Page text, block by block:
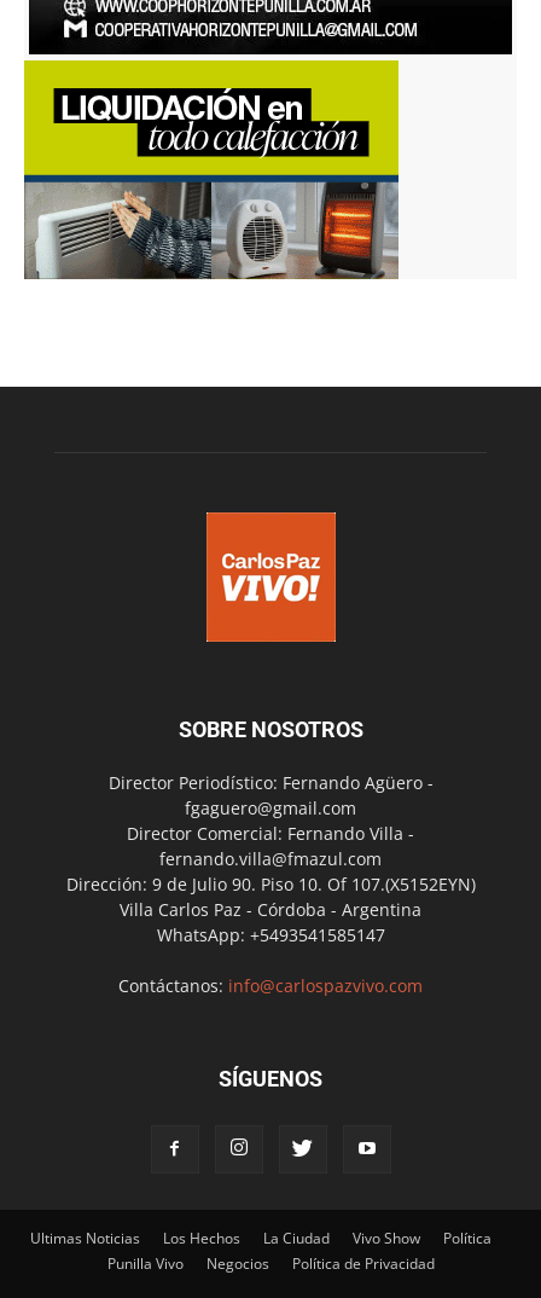
SOBRE NOSOTROS
Director Periodístico: Fernando Agüero -
fgaguero@gmail.com
Director Comercial: Fernando Villa -
fernando.villa@fmazul.com
Dirección: 9 de Julio 90. Piso 10. Of 107.(X5152EYN)
Villa Carlos Paz - Córdoba - Argentina
WhatsApp: +5493541585147
Contáctanos: info@carlospazvivo.com
SÍGUENOS
Ultimas Noticias Los Hechos La Ciudad Vivo Show
Política
Punilla Vivo
Negocios Política de Privacidad